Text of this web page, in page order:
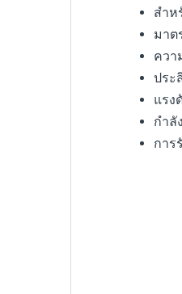
สำห
มาต
ควา
ประ
แรง
กำลั
การ